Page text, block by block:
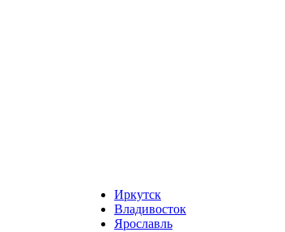
Иркутск
Владивосток
Ярославль